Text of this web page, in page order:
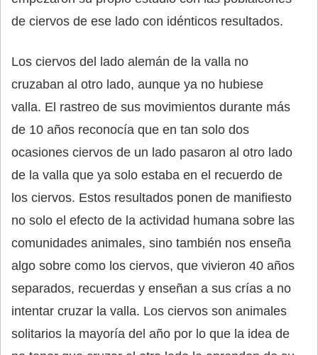
de ciervos de ese lado con idénticos resultados.
Los ciervos del lado alemán de la valla no
cruzaban al otro lado, aunque ya no hubiese
valla. El rastreo de sus movimientos durante más
de 10 años reconocía que en tan solo dos
ocasiones ciervos de un lado pasaron al otro lado
de la valla que ya solo estaba en el recuerdo de
los ciervos. Estos resultados ponen de manifiesto
no solo el efecto de la actividad humana sobre las
comunidades animales, sino también nos enseña
algo sobre como los ciervos, que vivieron 40 años
separados, recuerdas y enseñan a sus crías a no
intentar cruzar la valla. Los ciervos son animales
solitarios la mayoría del año por lo que la idea de